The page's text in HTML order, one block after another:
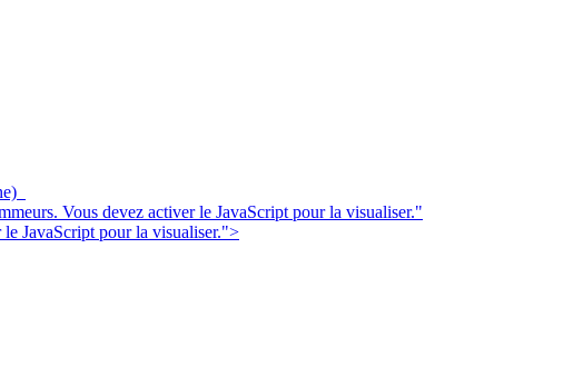
Vous devez activer le JavaScript pour la visualiser."
JavaScript pour la visualiser.">